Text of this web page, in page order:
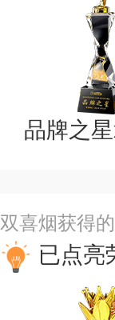
品牌之
双喜烟获得
已点亮